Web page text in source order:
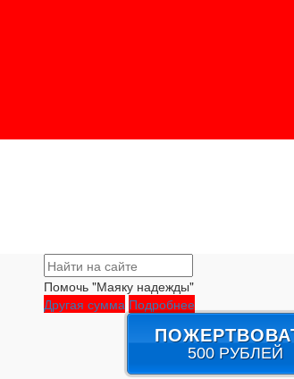
Помочь "Маяку надежды"
Другая сумма Подробнее
500 РУБЛЕЙ